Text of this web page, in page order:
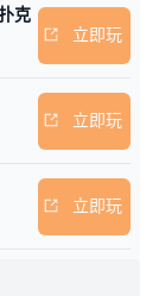
克
立即玩
立即玩
立即玩